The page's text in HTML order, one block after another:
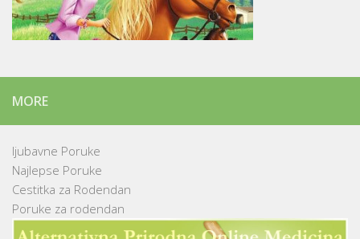
MORE
ljubavne Poruke
Najlepse Poruke
Cestitka za Rodendan
Poruke za rodendan